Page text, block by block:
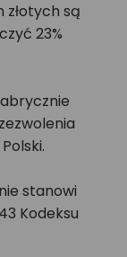
są
23%
stanowi
Kodeksu